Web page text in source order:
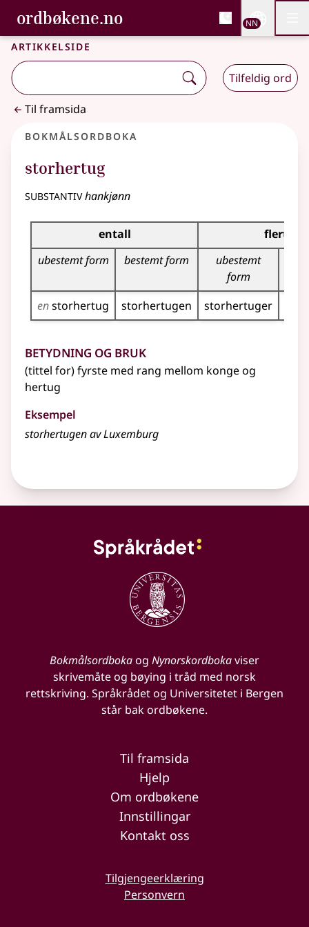
Gå til hovudinnhald
Tilgjenge
ordbøkene.no, Bokmålsordboka og
Bokmålsordboka og Nynorskordboka
NN
Artikkelside
Tilfeldig ord
Til framsida
Bokmålsordboka
storhertug
substantivhankjønn
Bøyingstabell for dette substantivet
entall
flertall
ubestemt form
bestemt form
ubestemt
form
enstorhertug storhertugen storhertuger
Betydning og bruk
(tittel for) fyrste med rang mellom konge og
hertug
Eksempel
storhertugen av Luxemburg
Bokmålsordbokaog Nynorskordbokaviser
skrivemåte og bøying i tråd med norsk
rettskriving. Språkrådet og Universitetet i Bergen
står bak ordbøkene.
Til framsida
Hjelp
Om ordbøkene
Innstillingar
Kontakt oss
Tilgjengeerklæring
Personvern